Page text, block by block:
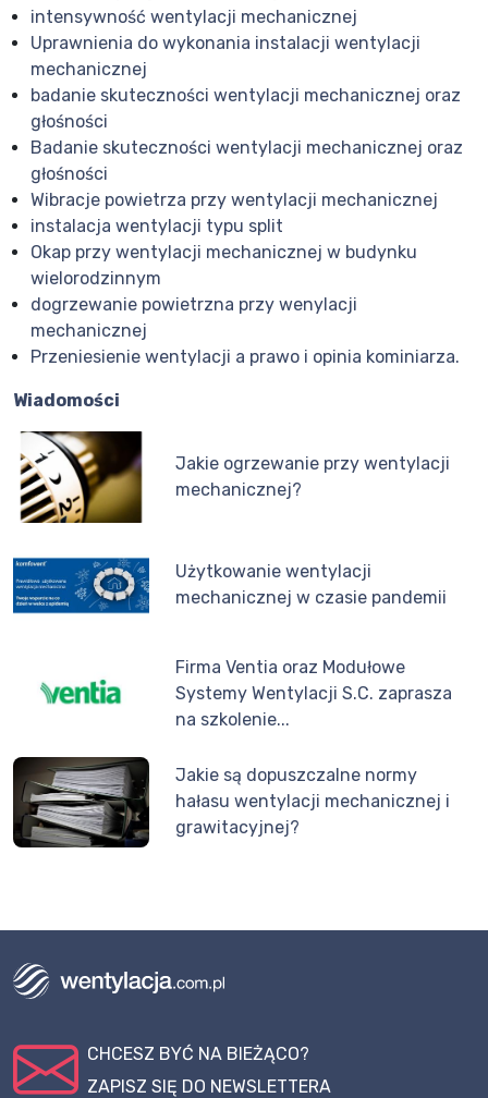
intensywność wentylacji mechanicznej
Uprawnienia do wykonania instalacji wentylacji
mechanicznej
badanie skuteczności wentylacji mechanicznej oraz
głośności
Badanie skuteczności wentylacji mechanicznej oraz
głośności
Wibracje powietrza przy wentylacji mechanicznej
instalacja wentylacji typu split
Okap przy wentylacji mechanicznej w budynku
wielorodzinnym
dogrzewanie powietrzna przy wenylacji
mechanicznej
Przeniesienie wentylacji a prawo i opinia kominiarza.
Wiadomości
Jakie ogrzewanie przy wentylacji
mechanicznej?
Użytkowanie wentylacji
mechanicznej w czasie pandemii
Firma Ventia oraz Modułowe
Systemy Wentylacji S.C. zaprasza
na szkolenie...
Jakie są dopuszczalne normy
hałasu wentylacji mechanicznej i
grawitacyjnej?
CHCESZ BYĆ NA BIEŻĄCO?
ZAPISZ SIĘ DO NEWSLETTERA